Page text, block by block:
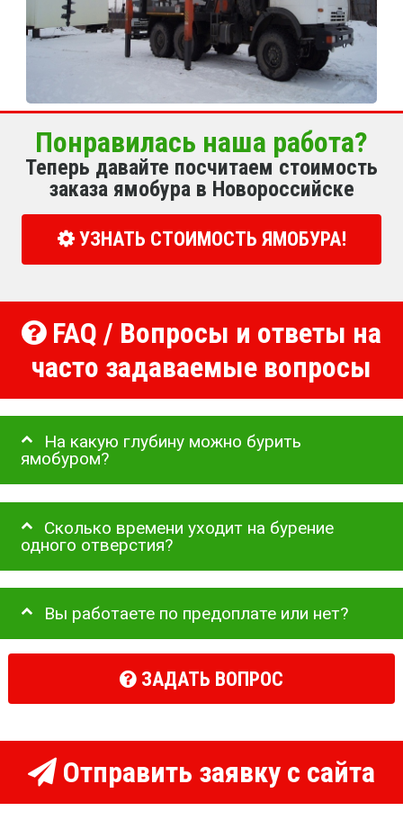
Понравилась наша работа?
Теперь давайте посчитаем стоимость
заказа ямобура в Новороссийске
УЗНАТЬ СТОИМОСТЬ ЯМОБУРА!
FAQ / Вопросы и ответы на
часто задаваемые вопросы
На какую глубину можно бурить
ямобуром?
Сколько времени уходит на бурение
одного отверстия?
Вы работаете по предоплате или нет?
ЗАДАТЬ ВОПРОС
Отправить заявку с сайта